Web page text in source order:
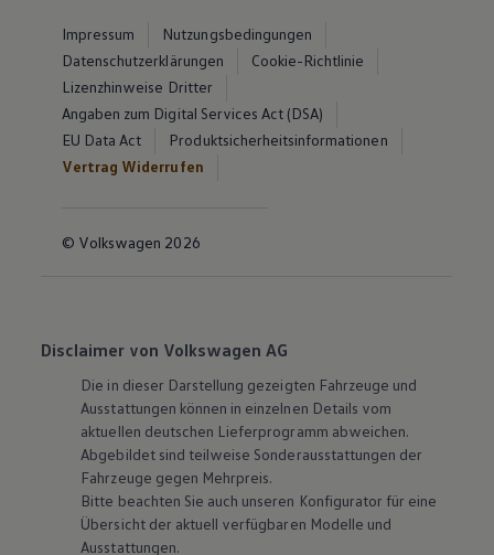
Impressum
Nutzungsbedingungen
Datenschutzerklärungen
Cookie-Richtlinie
Lizenzhinweise Dritter
Angaben zum Digital Services Act (DSA)
EU Data Act
Produktsicherheitsinformationen
Vertrag Widerrufen
© Volkswagen 2026
Disclaimer von Volkswagen AG
Die in dieser Darstellung gezeigten Fahrzeuge und
Ausstattungen können in einzelnen Details vom
aktuellen deutschen Lieferprogramm abweichen.
Abgebildet sind teilweise Sonderausstattungen der
Fahrzeuge gegen Mehrpreis.
Bitte beachten Sie auch unseren Konfigurator für eine
Übersicht der aktuell verfügbaren Modelle und
Ausstattungen.